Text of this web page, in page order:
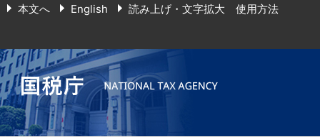
本文へ English 読み上げ・文字拡大 使用方法